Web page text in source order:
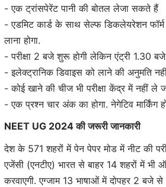
- एक ट्रांसपेरेंट पानी की बोतल लेजा सकते हैं
- एडमिट कार्ड के साथ सेल्फ डिकलेयरेशन
लाना होगा.
- परीक्षा 2 बजे शुरू होगी लेकिन एंट्री 1.30
- इलेक्ट्रानिक डिवाइस को लाने की अनुमति नहीं
- कोई खाने की चीज भी परीक्षा केंद्र में नहीं ले
- एक प्रश्न चार अंक का होगा. नेगेटिव मार्किंग
NEET UG 2024 की जरूरी जानकारी
देश के 571 शहरों में पेन पेपर मोड में नीट की
एजेंसी (एनटीए) भारत से बाहर 14 शहरों में भी
करवाएगी. एग्जाम 13 भाषाओं में दोपहर 2 बजे